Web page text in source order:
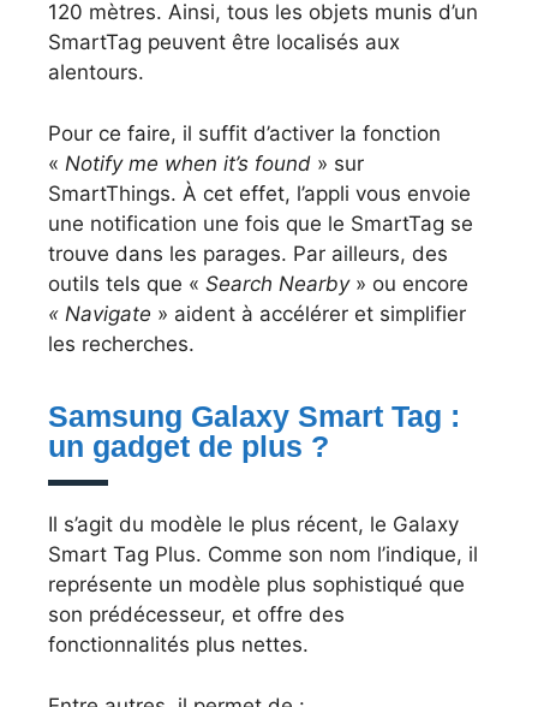
120 mètres. Ainsi, tous les objets munis d’un
SmartTag peuvent être localisés aux
alentours.
Pour ce faire, il suffit d’activer la fonction
« Notify me when it’s found » sur
SmartThings. À cet effet, l’appli vous envoie
une notification une fois que le SmartTag se
trouve dans les parages. Par ailleurs, des
outils tels que « Search Nearby» ou encore
« Navigate » aident à accélérer et simplifier
les recherches.
Samsung Galaxy Smart Tag :
un gadget de plus ?
Il s’agit du modèle le plus récent, le Galaxy
Smart Tag Plus. Comme son nom l’indique, il
représente un modèle plus sophistiqué que
son prédécesseur, et offre des
fonctionnalités plus nettes.